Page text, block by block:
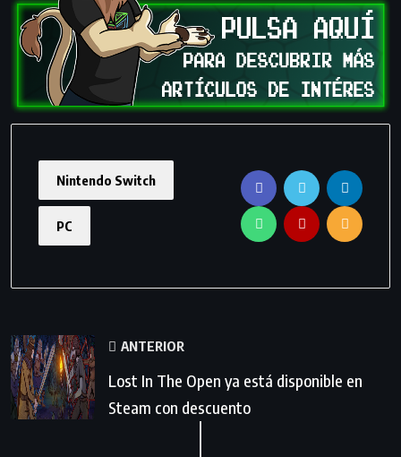
Nintendo Switch
PC
ANTERIOR
Lost In The Open ya está disponible en
Steam con descuento